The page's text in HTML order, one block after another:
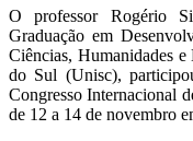
O professor Rogério
Graduação em
Ciências, Humanidades
do Sul (Unisc),
Congresso Internacional
de 12 a 14 de novembro